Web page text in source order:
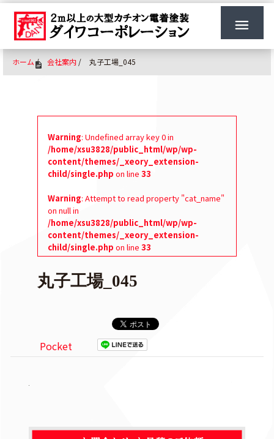
ホーム/ 会社案内 / 丸子工場_045
Warning: Undefined array key 0 in
/home/xsu3828/public_html/wp/wp-
content/themes/_xeory_extension-
child/single.php on line 33
Warning: Attempt to read property "cat_name"
on null in
/home/xsu3828/public_html/wp/wp-
content/themes/_xeory_extension-
child/single.php on line 33
丸子工場_045
Pocket